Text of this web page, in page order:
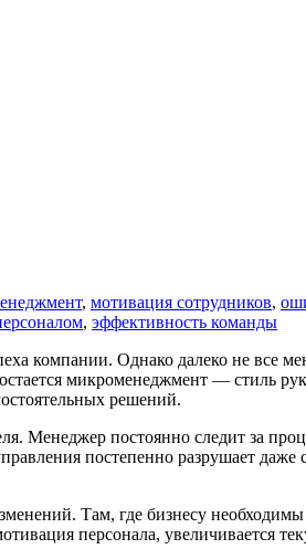
, мотивация сотрудников,
, эффективность команды
компании. Однако далеко не все
микроменеджмент — стиль
решений.
Менеджер постоянно следит за
постепенно разрушает даже
Там, где бизнесу необходимы
персонала, увеличивается